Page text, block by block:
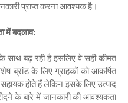
प्राप्त करना आवश्यक है।
में बदलाव:
साथ बढ़ रही है इसलिए वे सही कीमत
ब्रांड के लिए ग्राहकों को आकर्षित
होते हैं लेकिन इसके लिए उत्पाद
के बारे में जानकारी की आवश्यकता